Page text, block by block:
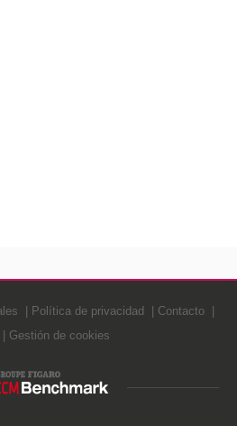
Política de privacidad
Contacto
Gestión de cookies